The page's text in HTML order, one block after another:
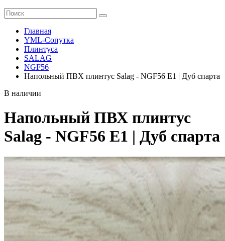
Главная
YML-Сопутка
Плинтуса
SALAG
NGF56
Напольный ПВХ плинтус Salag - NGF56 E1 | Дуб спарта
В наличии
Напольный ПВХ плинтус
Salag - NGF56 E1 | Дуб спарта